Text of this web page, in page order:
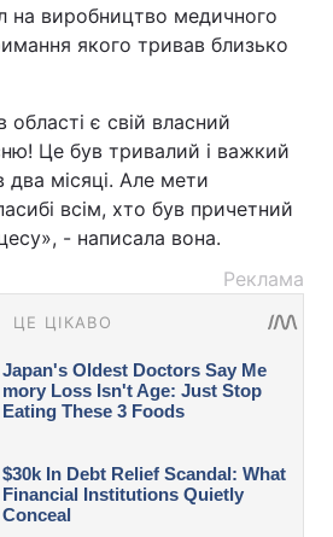
на виробництво медичного
якого тривав близько
області є свій власний
Це був тривалий і важкий
місяці. Але мети
всім, хто був причетний
- написала вона.
Реклама